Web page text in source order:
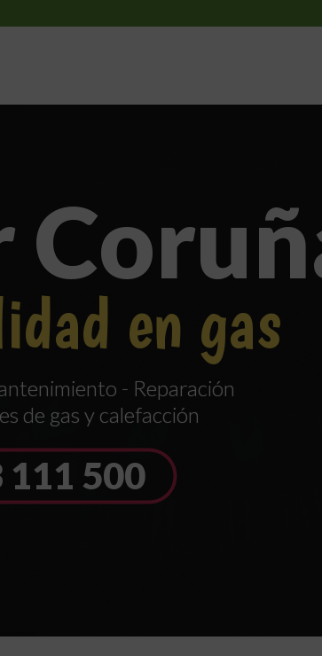
- Reparación
de gas y calefacción
111 500
en gas